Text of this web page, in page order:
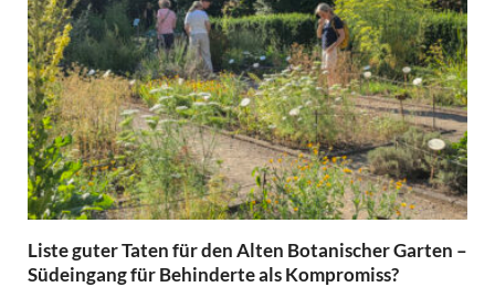
Liste guter Taten für den Alten Botanischer Garten –
Südeingang für Behinderte als Kompromiss?